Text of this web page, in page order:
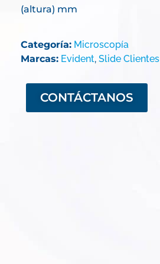
(altura) mm
Categoría: Microscopía
Marcas: Evident, Slide Clientes
CONTÁCTANOS